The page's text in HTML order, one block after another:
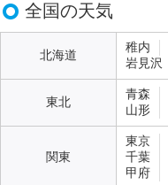
全国の天気
北海道
稚内
岩見沢
東北
青森
山形
関東
東京
千葉
甲府